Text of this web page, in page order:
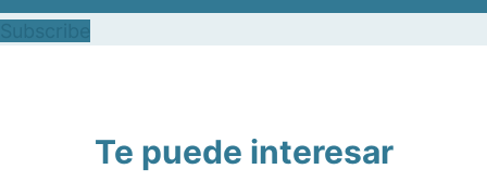
Te puede interesar